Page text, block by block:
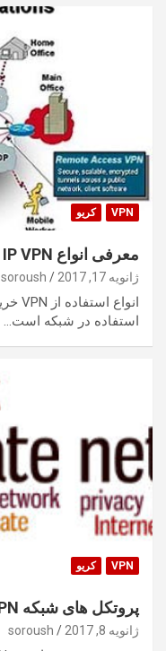
VPN کریو
معرفی انواع IP VPN ها جهت خرید برای اتصال
ژانویه 17, 2017 soroush
استفاده در شبکه است…
VPN کریو
پروتکل های شبکه VPN کریو کدامند؟
ژانویه 8, 2017 soroush